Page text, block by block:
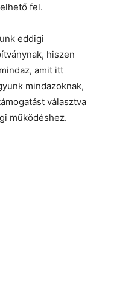
fel.
eddigi
hiszen
amit itt
mindazoknak,
választva
működéshez.